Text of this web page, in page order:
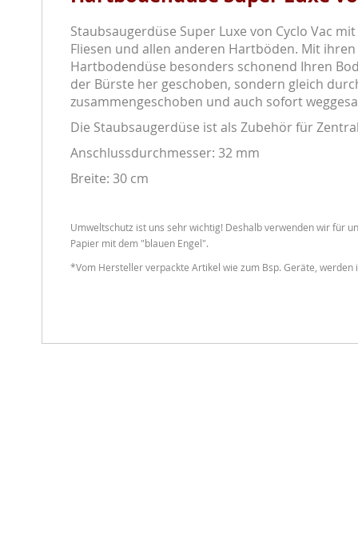
Staubsaugerdüse Super Luxe von Cyclo Vac
Fliesen und allen anderen Hartböden. Mit
Hartbodendüse besonders schonend Ihren
der Bürste her geschoben, sondern gleich
zusammengeschoben und auch sofort
Die Staubsaugerdüse ist als Zubehör für
Anschlussdurchmesser: 32 mm
Breite: 30 cm
Umweltschutz ist uns sehr wichtig! Deshalb verwenden wir für
Papier mit dem "blauen Engel".
*Vom Hersteller verpackte Artikel wie zum Bsp. Geräte,